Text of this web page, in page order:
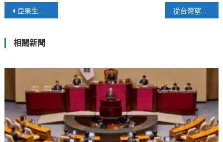
文
導
覽
亞果生醫股份有限公司第95項專利落腳日本 前進2025亞太美容展 從台灣望牛津：一場永續兩端的時差
相關新聞